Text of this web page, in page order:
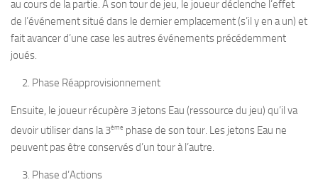
au cours de la partie. A son tour de jeu, le joueur déclenche l’effet
de l’événement situé dans le dernier emplacement (s’il y en a un) et
fait avancer d’une case les autres événements précédemment
joués.
Phase Réapprovisionnement
Ensuite, le joueur récupère 3 jetons Eau (ressource du jeu) qu’il va
devoir utiliser dans la 3ème phase de son tour. Les jetons Eau ne
peuvent pas être conservés d’un tour à l’autre.
Phase d’Actions